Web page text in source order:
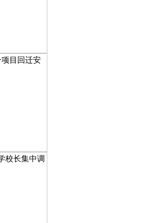
目回迁安
校长集中调